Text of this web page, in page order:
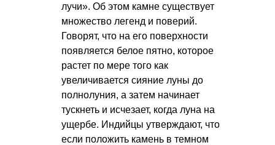
лучи». Об этом камне существует
множество легенд и поверий.
Говорят, что на его поверхности
появляется белое пятно, которое
растет по мере того как
увеличивается сияние луны до
полнолуния, а затем начинает
тускнеть и исчезает, когда луна на
ущербе. Индийцы утверждают, что
если положить камень в темном